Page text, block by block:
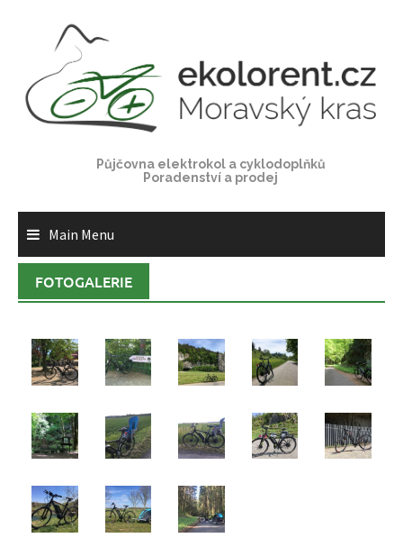
Půjčovna elektrokol a cyklodoplňků
Poradenství a prodej
Main Menu
FOTOGALERIE